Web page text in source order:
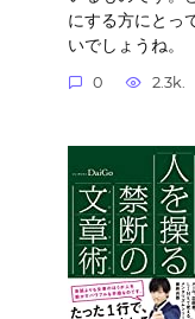
にする方にとっ
いでしょうね。
0 2.3k.